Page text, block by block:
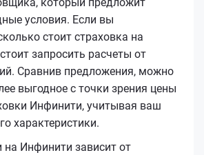
условия. Если вы
стоит страховка на
запросить расчеты от
Сравнив предложения, можно
выгодное с точки зрения цены
Инфинити, учитывая ваш
характеристики.
на Инфинити зависит от